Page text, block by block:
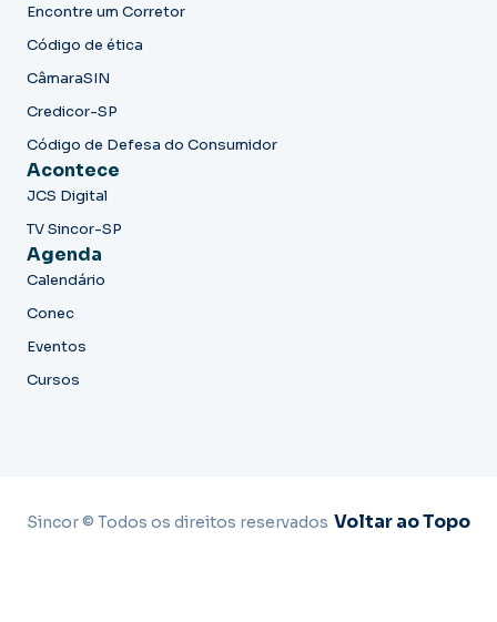
Encontre um Corretor
Código de ética
CâmaraSIN
Credicor-SP
Código de Defesa do Consumidor
Acontece
JCS Digital
TV Sincor-SP
Agenda
Calendário
Conec
Eventos
Cursos
Sincor © Todos os direitos reservados Voltar ao Topo